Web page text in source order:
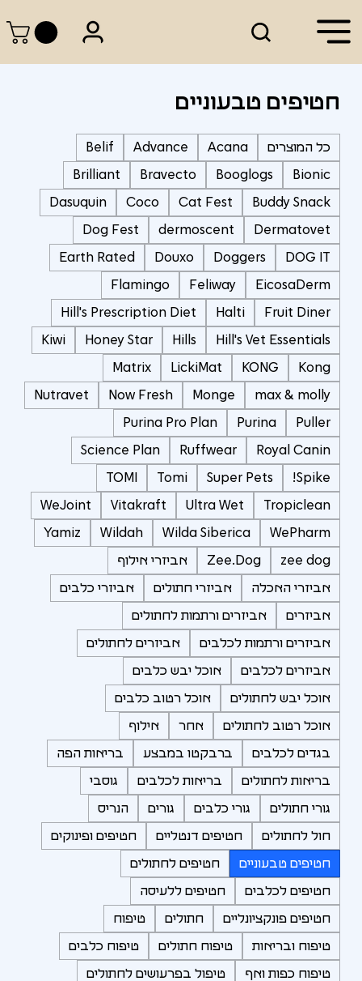
חטיפים טבעוניים
כל המוצרים Acana
Advance
Belif
Bionic
Booglogs
Bravecto
Brilliant
Buddy Snack
Cat Fest
Coco
Dasuquin
Dermatovet
dermoscent
Dog Fest
DOG IT
Doggers
Douxo
Earth Rated
EicosaDerm
Feliway
Flamingo
Fruit Diner
Halti
Hill's Prescription Diet
Hill's Vet Essentials
Hills
Honey Star
Kiwi
Kong
KONG
LickiMat
Matrix
max & molly
Monge
Now Fresh
Nutravet
Puller
Purina
Purina Pro Plan
Royal Canin
Ruffwear
Science Plan
Spike!
Super Pets
Tomi
TOMI
Tropiclean
Ultra Wet
Vitakraft
WeJoint
WePharm
Wilda Siberica
Wildah
Yamiz
zee dog
Zee.Dog אביזרי אילוף
אביזרי האכלה אביזרי חתולים אביזרי כלבים
אביזרים אביזרים ורתמות לחתולים
אביזרים ורתמות לכלבים אביזרים לחתולים
אביזרים לכלבים אוכל יבש כלבים
אוכל יבש לחתולים אוכל רטוב כלבים
אוכל רטוב לחתולים אחר אילוף
בגדים לכלבים ברבקטו במבצע בריאות הפה
בריאות לחתולים בריאות לכלבים גוסבי
גורי חתולים גורי כלבים גורים הנריס
חול לחתולים חטיפים דנטליים חטיפים ופינוקים
חטיפים טבעוניים חטיפים לחתולים
חטיפים לכלבים חטיפים ללעיסה
חטיפים פונקציונליים חתולים טיפוח
טיפוח ובריאות טיפוח חתולים טיפוח כלבים
טיפוח כפות ואף טיפול בפרעושים לחתולים